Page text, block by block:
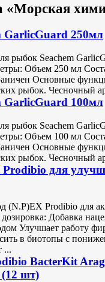
«Морская
GarlicGuard 250мл
рыбок Seachem
Объем 250 мл
Основные
рыбок. Чесночный
GarlicGuard 100мл
рыбок Seachem
Объем 100 мл
Основные
рыбок. Чесночный
для
(N.P)EX Prodibio для
Добавка
Улучшает работу
в биотопы с
...
BacterKit
(12 шт)